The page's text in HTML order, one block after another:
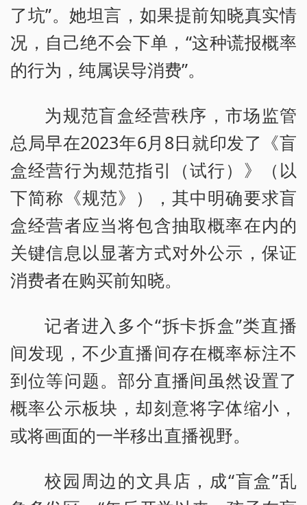
了坑”。她坦言，如果提前知晓真实情
况，自己绝不会下单，“这种谎报概率
的行为，纯属误导消费”。
为规范盲盒经营秩序，市场监管
总局早在2023年6月8日就印发了《盲
盒经营行为规范指引（试行）》（以
下简称《规范》），其中明确要求盲
盒经营者应当将包含抽取概率在内的
关键信息以显著方式对外公示，保证
消费者在购买前知晓。
记者进入多个“拆卡拆盒”类直播
间发现，不少直播间存在概率标注不
到位等问题。部分直播间虽然设置了
概率公示板块，却刻意将字体缩小，
或将画面的一半移出直播视野。
校园周边的文具店，成“盲盒”乱